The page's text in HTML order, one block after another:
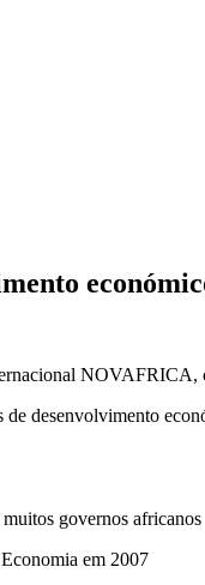
desenvolvimento
governos africanos
em 2007